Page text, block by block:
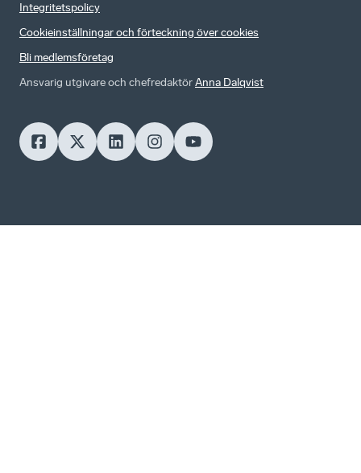
Integritetspolicy
Cookieinställningar och förteckning över cookies
Bli medlemsföretag
Ansvarig utgivare och chefredaktörAnna Dalqvist